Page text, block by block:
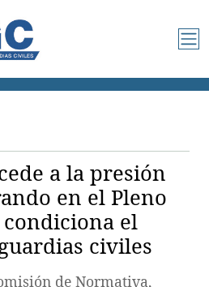
a la presión
en el Pleno
el
civiles
de Normativa,